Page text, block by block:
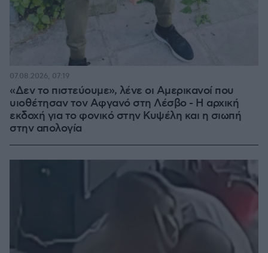
«Δεν το πιστεύουμε», λένε οι Αμερικανοί που
υιοθέτησαν τον Αφγανό στη Λέσβο - Η αρχική
εκδοχή για το φονικό στην Κυψέλη και η σιωπή
στην απολογία
07.08.2026, 07:19